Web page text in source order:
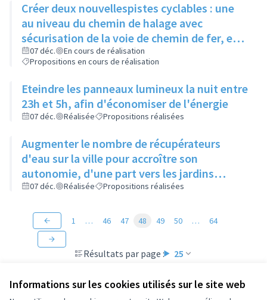
Informations sur les cookies utilisés sur le site web
Créer deux nouvellespistes cyclables : une
au niveau du chemin de halage avec
sécurisation de la voie de chemin de fer, et
une entre le Loup Pendu et Paul Chevalier
pour accompagner les enfants à l'école en
vélo
07 déc.
En cours de réalisation
Propositions en cours de réalisation
Eteindre les panneaux lumineux la nuit entre
23h et 5h, afin d'économiser de l'énergie
07 déc. Réalisée Propositions réalisées
Augmenter le nombre de récupérateurs
d'eau sur la ville pour accroître son
autonomie, d'une part vers les jardins
partagés pour l'arrosage des plantations,
pour compléter la réserve actuellement
insuffisante
07 déc. Réalisée Propositions réalisées
Résultats par page : 25
1 … 46 47 48 49 50 … 64